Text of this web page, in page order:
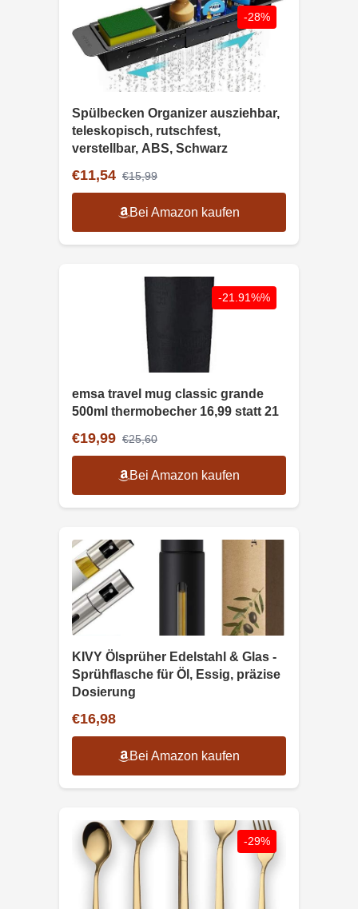
-28%
Spülbecken Organizer ausziehbar,
teleskopisch, rutschfest,
verstellbar, ABS, Schwarz
€11,54 €15,99
Bei Amazon kaufen
-21.91%%
emsa travel mug classic grande
500ml thermobecher 16,99 statt 21
€19,99 €25,60
Bei Amazon kaufen
KIVY Ölsprüher Edelstahl & Glas -
Sprühflasche für Öl, Essig, präzise
Dosierung
€16,98
Bei Amazon kaufen
-29%